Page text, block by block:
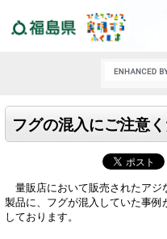
フグの混入にご注意
量販店において販売されたアジ
製品に、フグが混入していた事例
しております。